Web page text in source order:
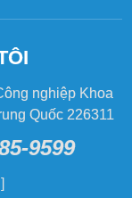
loại bỏ sự
phiền toái
trong
nghiệp Khoa
Quốc 226311
9599